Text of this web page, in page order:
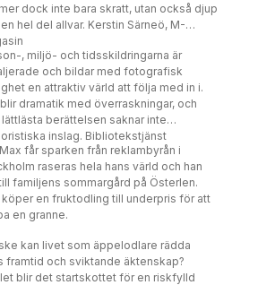
dock inte bara skratt, utan också djup
hel del allvar. Kerstin Särneö, M-
, miljö- och tidsskildringarna är
och bildar med fotografisk
en attraktiv värld att följa med in i.
dramatik med överraskningar, och
berättelsen saknar inte
inslag. Bibliotekstjänst
får sparken från reklambyrån i
raseras hela hans värld och han
familjens sommargård på Österlen.
köper en fruktodling till underpris för att
en granne.
kan livet som äppelodlare rädda
framtid och sviktande äktenskap?
blir det startskottet för en riskfylld